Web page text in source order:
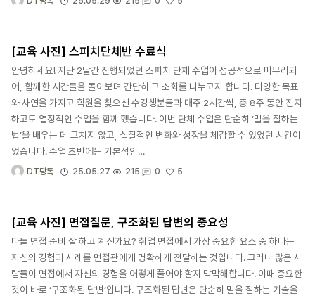
[교육 사진] 스피치단체반 수료식
안녕하세요! 지난 2달간 진행되었던 스피치 단체 수업이 성공적으로 마무리되
어, 함께한 시간들을 돌아보며 간단히 그 소회를 나누고자 합니다. 다양한 목표
와 사연을 가지고 학원을 찾으신 수강생분들과 매주 2시간씩, 총 8주 동안 진지
하고도 열정적인 수업을 함께 했습니다. 이번 단체 수업은 단순히 ‘말을 잘하는
법’을 배우는 데 그치지 않고, 실질적인 변화와 성장을 체감할 수 있었던 시간이
었습니다. 수업 초반에는 기본적인…
DT당톡 25.05.27 215 0 5
[교육 사진] 면접질문, 구조화된 답변의 중요성
다들 면접 준비 잘 하고 계신가요? 취업 면접에서 가장 중요한 요소 중 하나는
자신의 경험과 사례를 면접관에게 명확하게 전달하는 것입니다. 그러나 많은 사
람들이 면접에서 자신의 경험을 어떻게 풀어야 할지 막막해합니다. 이때 중요한
것이 바로 ‘구조화된 답변’입니다. 구조화된 답변은 단순히 말을 잘하는 기술을